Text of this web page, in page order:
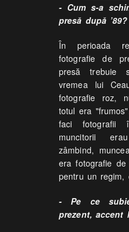
- Cum s-a
presă după ’89?
În perioada
fotografie de
presă trebuie
vremea lui
fotografie roz,
totul era
faci fotografii
muncitorii
zâmbind,
era fotografie
pentru un regim,
- Pe ce
prezent, accent